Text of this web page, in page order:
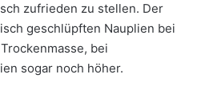
zufrieden zu stellen. Der
geschlüpften Nauplien bei
bei
sogar noch höher.